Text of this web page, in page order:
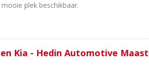
plek beschikbaar.
Kia - Hedin Automotive